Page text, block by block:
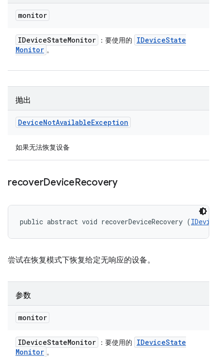
monitor
IDeviceStateMonitor ：要使用的 IDeviceState
Monitor 。
抛出
DeviceNotAvailableException
如果无法恢复设备
recoverDeviceRecovery
public abstract void recoverDeviceRecovery (
尝试在恢复模式下恢复给定无响应的设备。
参数
monitor
IDeviceStateMonitor ：要使用的 IDeviceState
Monitor 。